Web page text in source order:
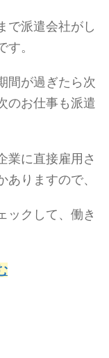
で派遣会社がし
。
間が過ぎたら次
のお仕事も派遣
業に直接雇用さ
りますので、
ックして、働き